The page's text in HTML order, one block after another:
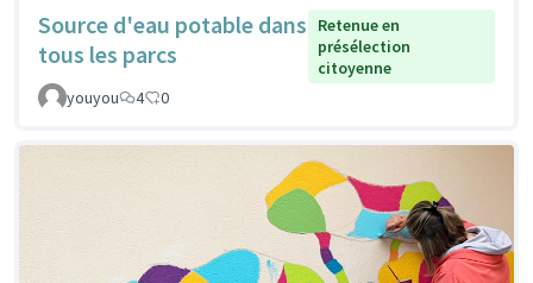
Source d'eau potable dans
tous les parcs
Retenue en
présélection
citoyenne
youyou
4 0